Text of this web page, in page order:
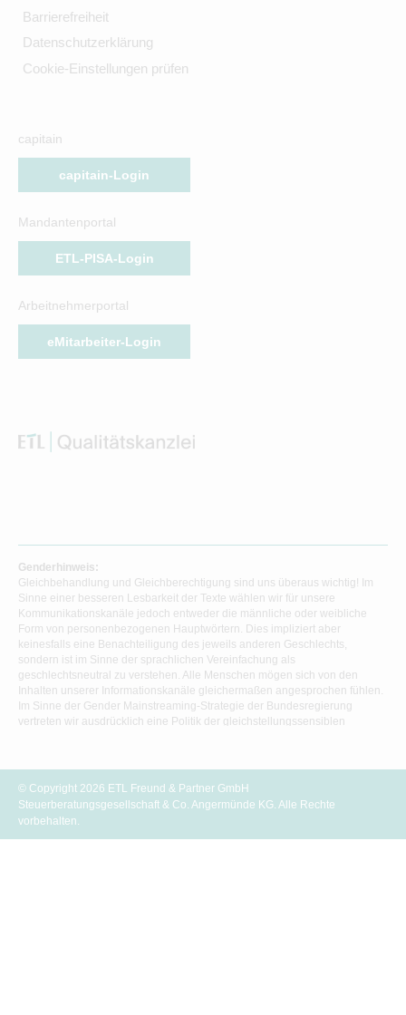
Barrierefreiheit
Datenschutzerklärung
Cookie-Einstellungen prüfen
capitain
capitain-Login
Mandantenportal
ETL-PISA-Login
Arbeitnehmerportal
eMitarbeiter-Login
Genderhinweis:
Gleichbehandlung und Gleichberechtigung sind uns überaus wichtig! Im
Sinne einer besseren Lesbarkeit der Texte wählen wir für unsere
Kommunikationskanäle jedoch entweder die männliche oder weibliche
Form von personenbezogenen Hauptwörtern. Dies impliziert aber
keinesfalls eine Benachteiligung des jeweils anderen Geschlechts,
sondern ist im Sinne der sprachlichen Vereinfachung als
geschlechtsneutral zu verstehen. Alle Menschen mögen sich von den
Inhalten unserer Informationskanäle gleichermaßen angesprochen fühlen.
Im Sinne der Gender Mainstreaming-Strategie der Bundesregierung
vertreten wir ausdrücklich eine Politik der gleichstellungssensiblen
© Copyright 2026 ETL Freund & Partner GmbH
Steuerberatungsgesellschaft & Co. Angermünde KG. Alle Rechte
vorbehalten.